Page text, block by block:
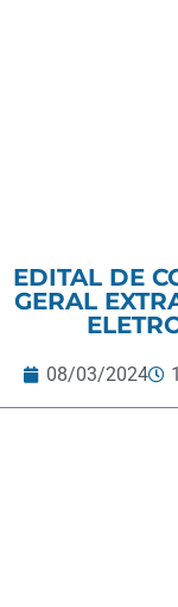
EDITAL DE
GERAL
08/03/2024